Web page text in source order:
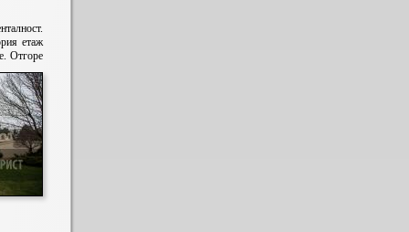
етаж
Отгоре